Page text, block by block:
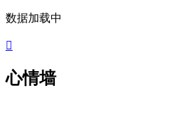
数据加载中

心情墙